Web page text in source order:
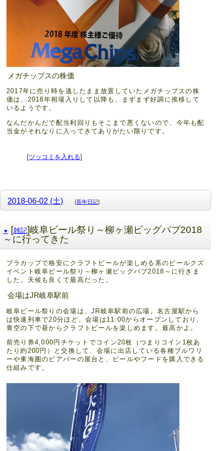
メガチップスの株価
2017年に売り時を逃したまま放置していたメガチップスの株
価は、2018年相場入りして以降も、まずまず好調に推移して
いるようです。
なんだかんだで配当利回りもそこまで悪くないので、今年も配
当金がそれなりに入ってきてありがたい限りです。
[ツッコミを入れる]
2018-06-02 (土) [長年日記]
▼ [雑記]岐阜ビール祭り～柳ヶ瀬ビッグパブ2018
～に行ってきた
プラカップで格安にクラフトビールが楽しめる系のビールクズ
イベント岐阜ビール祭り～柳ヶ瀬ビッグパブ2018～に行きま
した。天候も良くて最高だった。
会場はJR岐阜駅前
岐阜ビール祭りの会場は、JR岐阜駅前の広場。名古屋駅から
は快速列車で20分ほど。会場は11:00からオープンしており、
青空の下で昼からクラフトビールを楽しめます。最高かよ。
前売り券4,000円チケットでコイン20枚（つまりコイン1枚あ
たり約200円）と交換して、会場に出店している各種ブルワリ
ーや東海圏のビアバーの屋台と、ビールやフードを購入できる
仕組みです。